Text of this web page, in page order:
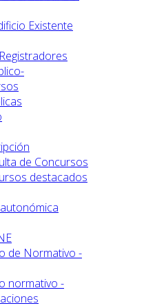
Existente
de Concursos
destacados
de Normativo -
normativo -